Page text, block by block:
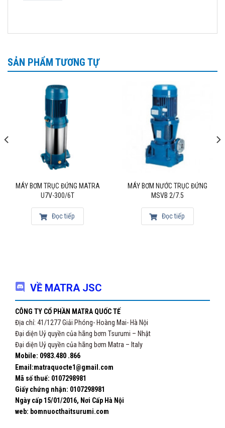
bơm Tsurumi- Nhật tại Việt Nam
SẢN PHẨM TƯƠNG TỰ
MÁY BƠM TRỤC ĐỨNG MATRA
U7V-300/6T
Đọc tiếp
MÁY BƠM NƯỚC TRỤC ĐỨNG
MSVB 2/7.5
Đọc tiếp
VỀ MATRA JSC
CÔNG TY CỔ PHẦN MATRA QUỐC TẾ
Địa chỉ: 41/1277 Giải Phóng- Hoàng Mai- Hà Nội
Đại diện Uỷ quyền của hãng bơm Tsurumi – Nhật
Đại diện Uỷ quyền của hãng bơm Matra – Italy
Mobile: 0983.480 .866
Email:matraquocte1@gmail.com
Mã số thuế: 0107298981
Giấy chứng nhận: 0107298981
Ngày cấp 15/01/2016, Nơi Cấp Hà Nội
web: bomnuocthaitsurumi.com